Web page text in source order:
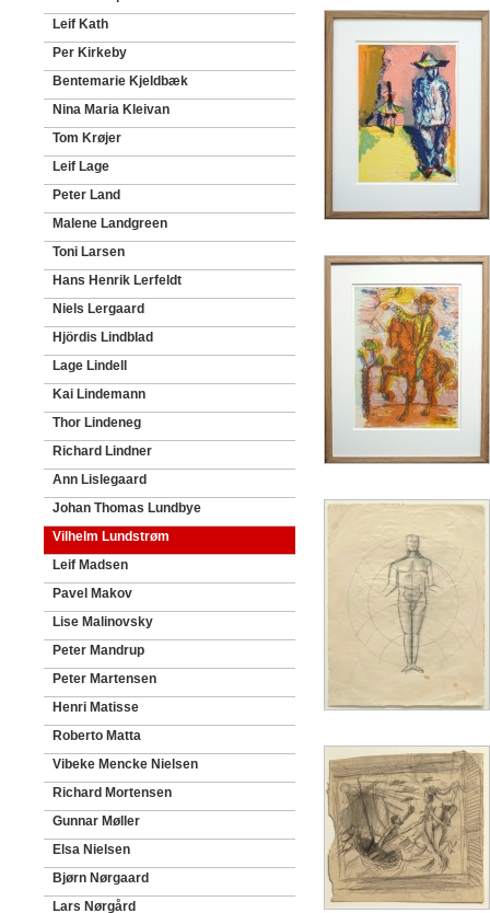
Leif Kath
Per Kirkeby
Bentemarie Kjeldbæk
Nina Maria Kleivan
Tom Krøjer
Leif Lage
Peter Land
Malene Landgreen
Toni Larsen
Hans Henrik Lerfeldt
Niels Lergaard
Hjördis Lindblad
Lage Lindell
Kai Lindemann
Thor Lindeneg
Richard Lindner
Ann Lislegaard
Johan Thomas Lundbye
Vilhelm Lundstrøm
Leif Madsen
Pavel Makov
Lise Malinovsky
Peter Mandrup
Peter Martensen
Henri Matisse
Roberto Matta
Vibeke Mencke Nielsen
Richard Mortensen
Gunnar Møller
Elsa Nielsen
Bjørn Nørgaard
Lars Nørgård